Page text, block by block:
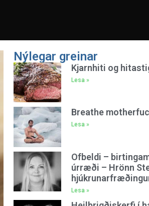
Nýlegar greinar
Kjarnhiti og
Lesa »
Breathe
Lesa »
Ofbeldi –
úrræði – Hrönn
Lesa »